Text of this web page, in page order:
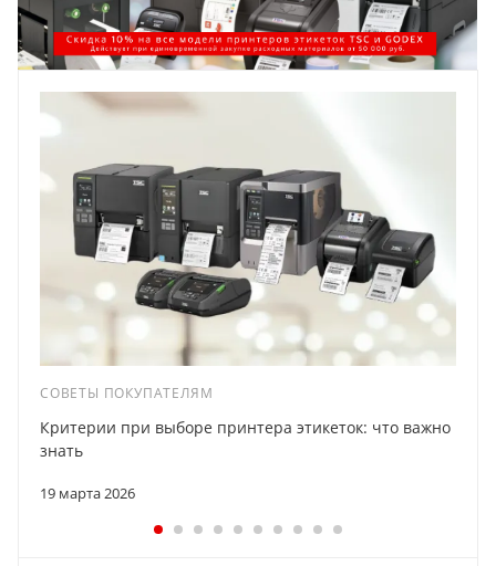
СОВЕТЫ ПОКУПАТЕЛЯМ
19 марта 2026
Критерии при выборе принтера этикеток: что важно
знать